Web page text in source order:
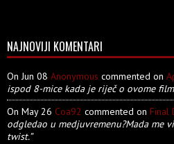
NAJNOVIJI KOMENTARI
On Jun 08 Anonymous commented on
ispod 8-mice kada je riječ o ovome
On May 26 Coa92 commented on Final
odgledao u medjuvremenu?Mada me
twist.”